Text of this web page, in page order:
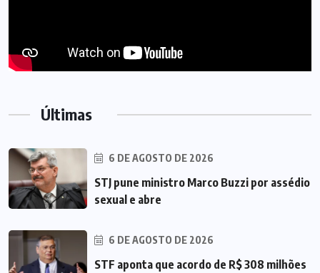
Últimas
6 DE AGOSTO DE 2026
STJ pune ministro Marco Buzzi por assédio
sexual e abre
6 DE AGOSTO DE 2026
STF aponta que acordo de R$ 308 milhões